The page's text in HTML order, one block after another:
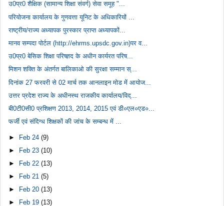
उ0प्र0 शैक्षिक (सामान्य शिक्षा संवर्ग) सेवा समूह "...
परियोजना कार्यालय के गुणवत्ता यूनिट के अधिकारियों ...
राष्ट्रीय/राज्य अध्यापक पुरस्कार प्राप्त अध्यापकों...
मानव सम्पदा पोर्टल (http://ehrms.upsdc.gov.in)पर व...
उ0प्र0 बेसिक शिक्षा परिष्ज्ञद के अधीन कार्यरत परिष...
मिशन शक्ति के अंतर्गत बालिकाओ की सुरक्षा सम्मान स्...
दिनांक 27 फरवरी से 02 मार्च तक आनलाइन मोड में आयोज...
उत्तर प्रदेश राज्य के अधीनस्थ राजकीय कार्यालय/विद्...
बी0टी0सी0 प्रशिक्षण 2013, 2014, 2015 एवं डी०एल०एड०...
फर्जी एवं संदिग्ध शिक्षकों की जांच के सम्बन्ध में ...
► Feb 24(9)
► Feb 23(10)
►
Feb 22(13)
►
Feb 21(5)
►
Feb 20(13)
►
Feb 19(13)